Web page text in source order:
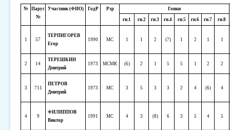
№
Парус
№
Участник (ФИО) ГодР Рзр Гонки
гн.1 гн.2 гн.3 гн.4 гн.5 гн.6 гн.7 гн.8
1 57
ТЕРПИГОРЕВ
Егор
1990 МС 1 1 2 (7) 1 2 1 1
2 14
ТЕРЕШКИН
Дмитрий
1973 МСМК (6) 2 1 5 5 1 2 2
3 711
ПЕТРОВ
Дмитрий
1973 МС 3 5 3 3 2 4 (6) 4
4 9
ФИЛИППОВ
Виктор
1991 МС 4 3 (8) 6 3 5 4 5